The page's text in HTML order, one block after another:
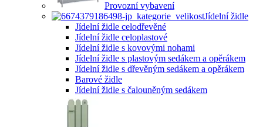
Provozní vybavení
Jídelní židle
Jídelní židle celodřevěné
Jídelní židle celoplastové
Jídelní židle s kovovými nohami
Jídelní židle s plastovým sedákem a opěrákem
Jídelní židle s dřevěným sedákem a opěrákem
Barové židle
Jídelní židle s čalouněným sedákem